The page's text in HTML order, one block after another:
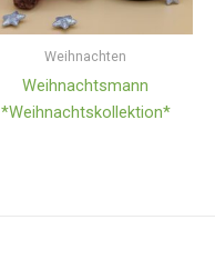
Weihnachten
Weihnachtsmann
*Weihnachtskollektion*